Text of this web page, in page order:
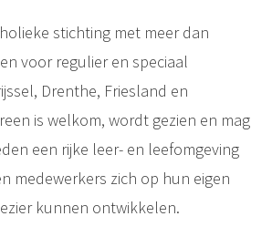
stichting met meer dan
voor regulier en speciaal
Drenthe, Friesland en
is welkom, wordt gezien en mag
een rijke leer- en leefomgeving
medewerkers zich op hun eigen
kunnen ontwikkelen.